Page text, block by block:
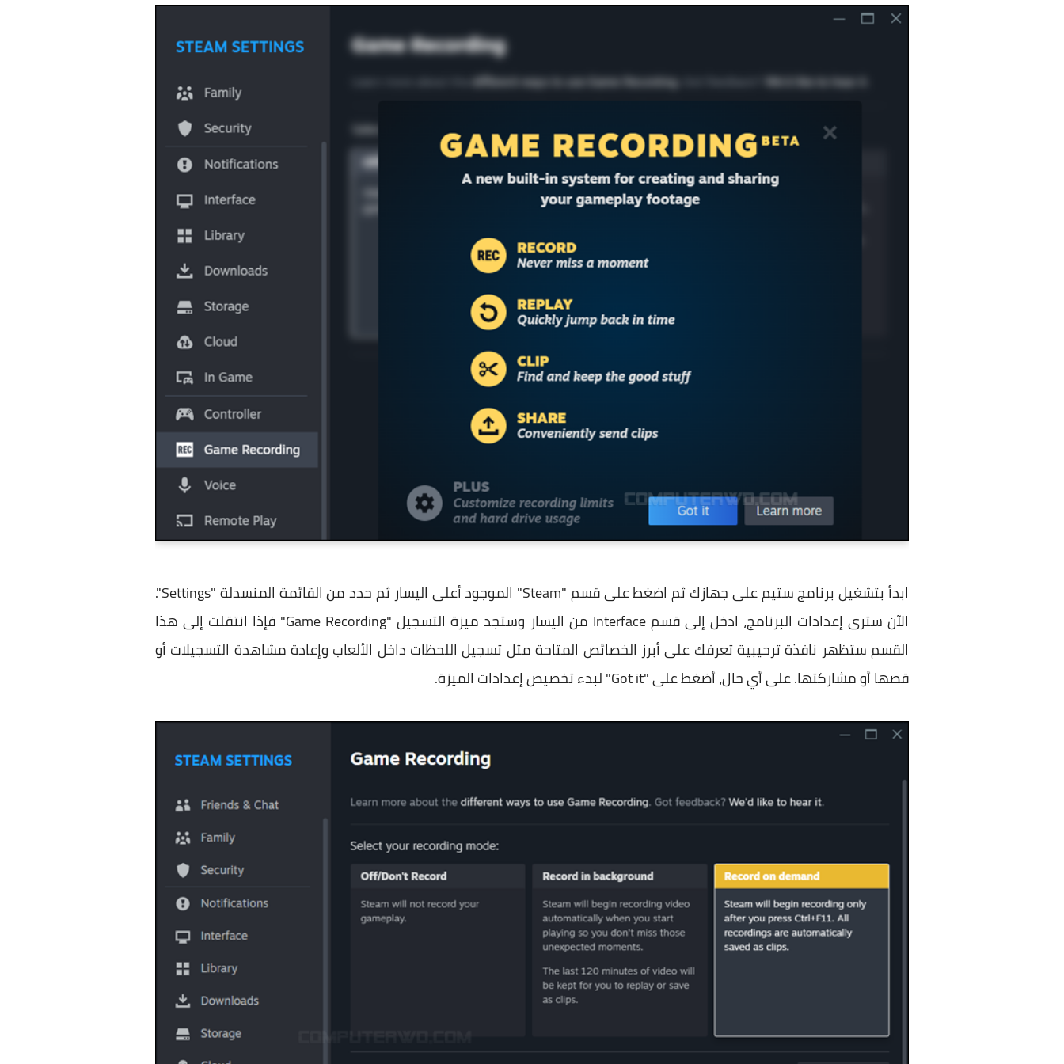
ابدأ بتشغيل برنامج ستيم على جهازك ثم اضغط على قسم "Steam" الموجود أعلى اليسار ثم حدد من القائمة المنسدلة "Settings".
الآن سترى إعدادات البرنامج، ادخل إلى قسم Interface من اليسار وستجد ميزة التسجيل "Game Recording" فإذا انتقلت إلى هذا
القسم ستظهر نافذة ترحيبية تعرفك على أبرز الخصائص المتاحة مثل تسجيل اللحظات داخل الألعاب وإعادة مشاهدة التسجيلات أو
قصها أو مشاركتها. على أي حال، أضغط على "Got it" لبدء تخصيص إعدادات الميزة.